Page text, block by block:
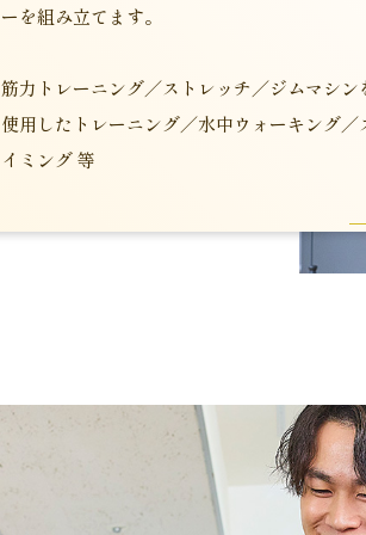
ーを組み立てます。
筋力トレーニング／ストレッチ／ジムマシン
使用したトレーニング／水中ウォーキング／
イミング 等